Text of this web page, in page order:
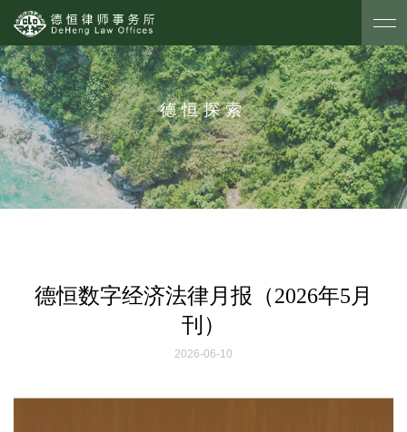
德恒探索
德恒数字经济法律月报（2026年5月
刊）
2026-06-10